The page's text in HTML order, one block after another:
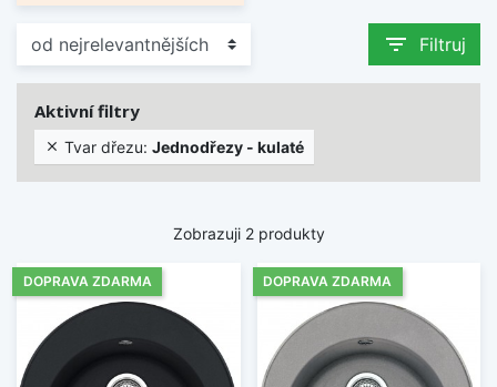
filter_list Filtruj
Aktivní filtry
 Tvar dřezu: Jednodřezy - kulaté
Zobrazuji 2 produkty
DOPRAVA ZDARMA DOPRAVA ZDARMA